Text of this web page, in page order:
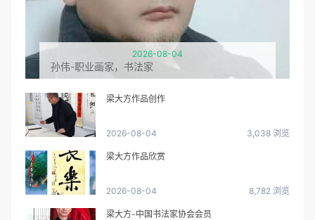
2026-08-04
孙伟-职业画家，书法家
梁大方作品创作
2026-08-04 3,038 浏览
梁大方作品欣赏
2026-08-04 8,782 浏览
梁大方-中国书法家协会会员